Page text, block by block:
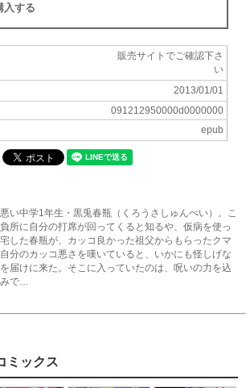
入する
販売サイトでご確認下さ
い
2013/01/01
091212950000d0000000
epub
い中学1年生・黒兎春瓶（くろうさしゅんぺい）。こ
所に自分の打席が回ってくると知るや、仮病を使っ
した春瓶が、カッコ良かった祖父からもらったクマ
分のカッコ悪さを嘆いていると、いかにも怪しげな
届けに来た。そこに入っていたのは、呪いの力を込
みで…
ミックス